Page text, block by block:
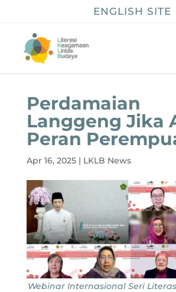
ENGLISH SITE
Perdamaian
Langgeng Jika
Peran
Apr 16, 2025| LKLB News
Webinar Internasional Seri